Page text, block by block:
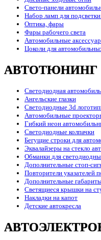
Свето-панели
Набор ламп для
Оптика, фары
Фары рабочего света
Автомобильные
Цоколи для
АВТОТЮНИНГ
Светодиодная
Ангельские глазки
Светодиодные 3d
Автомобильные
Гибкий неон
Светодиодные колпачки
Бегущие строки для
Эквалайзеры на стекло
Обманки для
Дополнительные стоп-
Повторители указателей
Дополнительные
Светящиеся крышки на
Накладки на капот
Детские автокресла